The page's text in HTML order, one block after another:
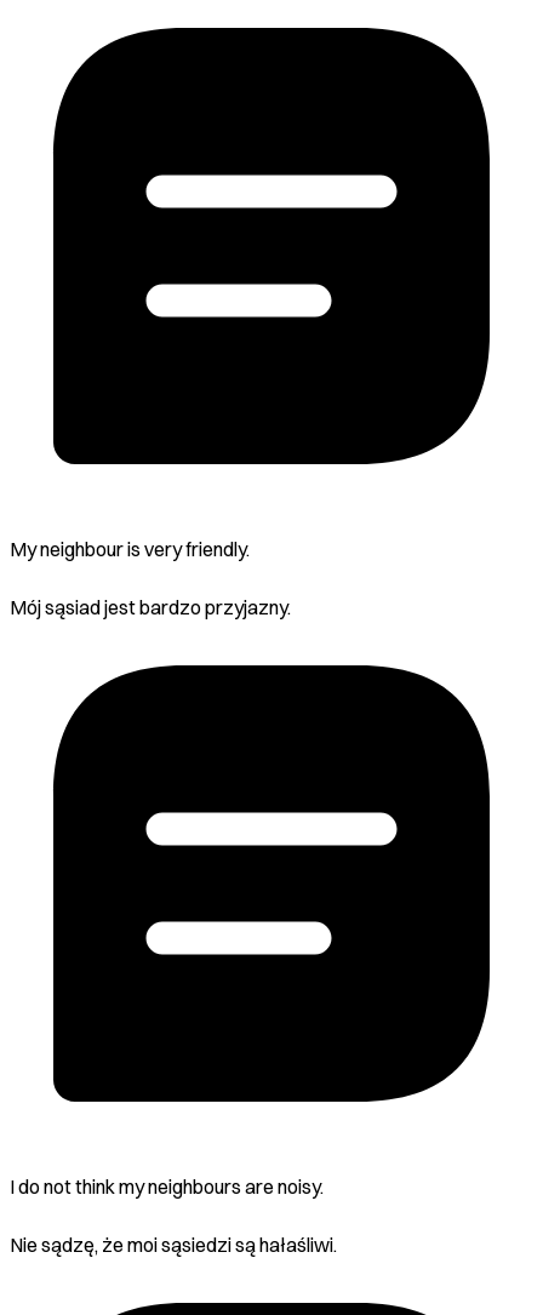
My neighbour is very friendly.
Mój sąsiad jest bardzo przyjazny.
I do not think my neighbours are noisy.
Nie sądzę, że moi sąsiedzi są hałaśliwi.